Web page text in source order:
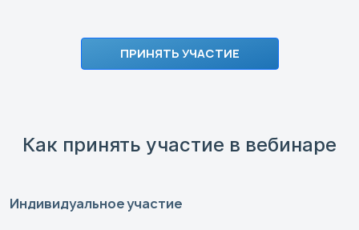
ПРИНЯТЬ УЧАСТИЕ
Как принять участие в вебинаре
Индивидуальное участие